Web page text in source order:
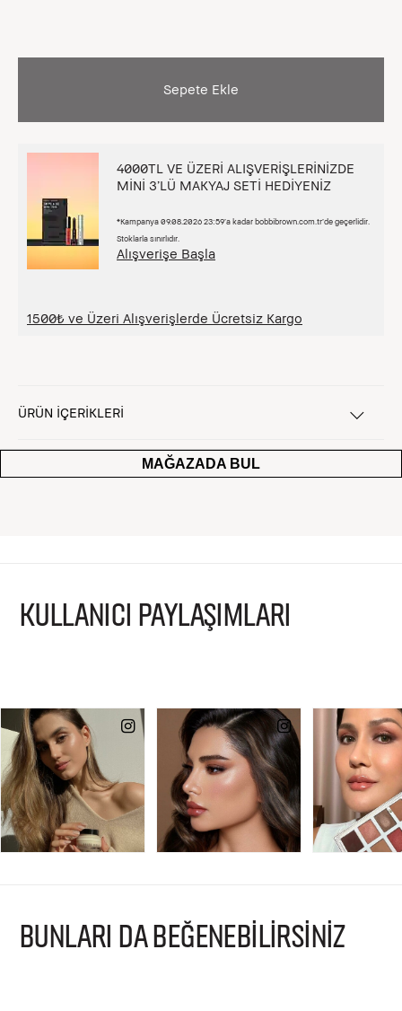
Sepete Ekle
4000TL VE ÜZERİ ALIŞVERİŞLERİNİZDE
MİNİ 3’LÜ MAKYAJ SETİ HEDİYENİZ
*Kampanya 09.08.2026 23:59’a kadar bobbibrown.com.tr’de geçerlidir.
Stoklarla sınırlıdır.
Alışverişe Başla
1500₺ ve Üzeri Alışverişlerde Ücretsiz Kargo
ÜRÜN İÇERİKLERİ
MAĞAZADA BUL
KULLANICI PAYLAŞIMLARI
BUNLARI DA BEĞENEBİLİRSİNİZ